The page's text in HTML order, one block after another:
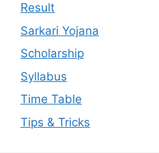
Result
Sarkari Yojana
Scholarship
Syllabus
Time Table
Tips & Tricks